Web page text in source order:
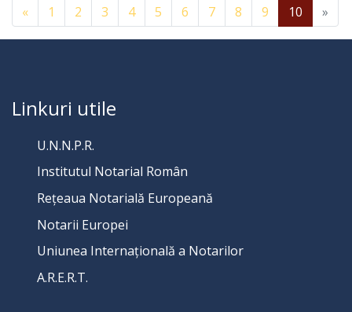
« 1 2 3 4 5 6 7 8 9 10 »
Linkuri utile
U.N.N.P.R.
Institutul Notarial Român
Rețeaua Notarială Europeană
Notarii Europei
Uniunea Internațională a Notarilor
A.R.E.R.T.